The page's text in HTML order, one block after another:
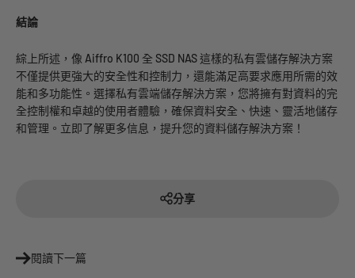
結論
綜上所述，像 Aiffro K100 全 SSD NAS 這樣的私有雲儲存解決方案
不僅提供更強大的安全性和控制力，還能滿足高要求應用所需的效
能和多功能性。選擇私有雲端儲存解決方案，您將擁有對資料的完
全控制權和卓越的使用者體驗，確保資料安全、快速、靈活地儲存
和管理。立即了解更多信息，提升您的資料儲存解決方案！
分享
閱讀下一篇